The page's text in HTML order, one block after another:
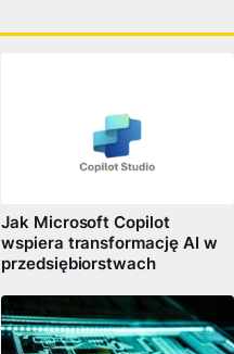
Jak Microsoft Copilot
wspiera transformację AI w
przedsiębiorstwach